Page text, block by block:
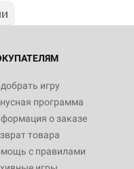
игру
программа
о заказе
товара
с правилами